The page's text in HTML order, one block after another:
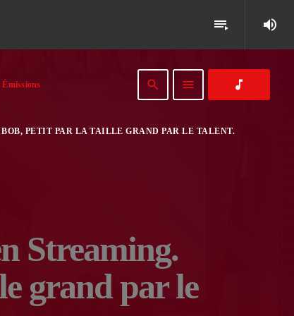
playlist_play volume_up
Émissions search menu music_note
PETIT PAR LA TAILLE GRAND PAR LE TALENT.
Streaming.
grand par le